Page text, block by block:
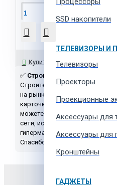
SSD накопители
ТЕЛЕВИЗОРЫ И
Телевизоры
Проекторы
Проекционные
Aксессуары для
Аксессуары для
Кронштейны
ГАДЖЕТЫ
Купить в 1 клик
✅ Строительные миксеры
Строительные миксеры
на рынке, а также
карточке товара. В том числе
можете задать нашему
сети, используя функционал
гипермаркетаTshop.md.
Спасибо Вам за доверие!